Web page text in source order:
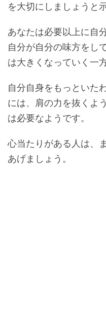
を大切にしましょうと
あなたは必要以上に自
自分が自分の味方をし
は大きくなっていく一
自分自身をもっといた
には、肩の力を抜くよ
は必要なようです。
心当たりがある人は、
あげましょう。